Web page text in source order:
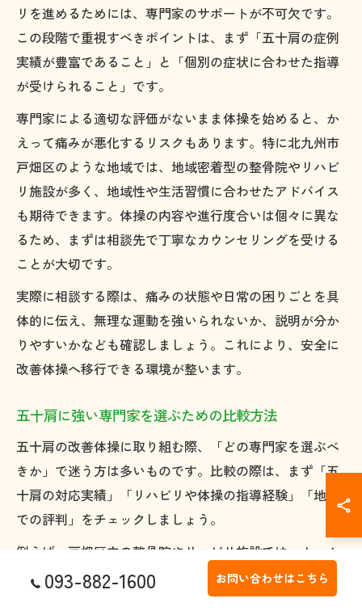
リを進めるためには、専門家のサポートが不可欠です。
この段階で重視すべきポイントは、まず「五十肩の症例
実績が豊富であること」と「個別の症状に合わせた指導
が受けられること」です。
専門家による適切な評価がないまま体操を始めると、か
えって痛みが悪化するリスクもあります。特に北九州市
戸畑区のような地域では、地域密着型の整骨院やリハビ
リ施設が多く、地域性や生活習慣に合わせたアドバイス
も期待できます。体操の内容や進行度合いは個々に異な
るため、まずは相談先で丁寧なカウンセリングを受ける
ことが大切です。
実際に相談する際は、痛みの状態や日常の困りごとを具
体的に伝え、無理な運動を強いられないか、説明が分か
りやすいかなども確認しましょう。これにより、安全に
改善体操へ移行できる環境が整います。
五十肩に強い専門家を選ぶための比較方法
五十肩の改善体操に取り組む際、「どの専門家を選ぶべ
きか」で迷う方は多いものです。比較の際は、まず「五
十肩の対応実績」「リハビリや体操の指導経験」「地域
での評判」をチェックしましょう。
例えば、戸畑区内の整骨院やリハビリ施設では、ホーム
ページや口コミで五十肩の症例や施術内容が公開されて
いる場合があります。これらを参考に、専門家がどの程
093-882-1600 お問い合わせはこちら